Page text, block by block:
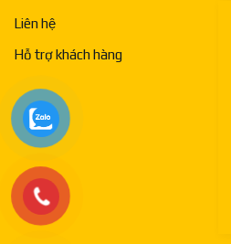
Liên hệ
Hỗ trợ khách hàng